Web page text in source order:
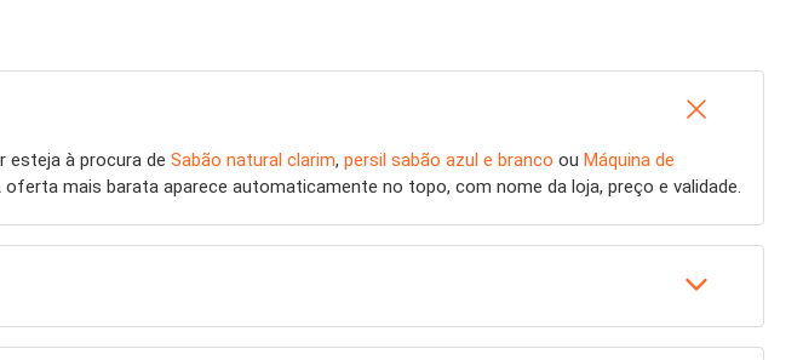
esteja à procura de Sabão natural clarim, persil sabão azul e branco ou Máquina de
mais barata aparece automaticamente no topo, com nome da loja, preço e validade.